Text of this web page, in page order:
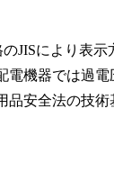
JISにより表
電機器では過
安全法の技